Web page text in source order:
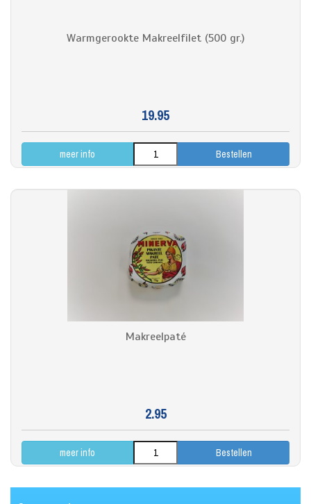
Warmgerookte Makreelfilet (500 gr.)
19.95
meer info
Makreelpaté
2.95
meer info